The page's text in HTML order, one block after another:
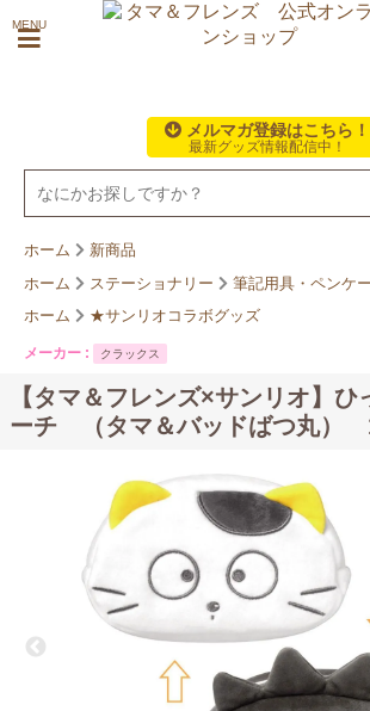
MENU
メルマガ登録はこちら！
最新グッズ情報配信中！
ホーム
新商品
ホーム
ステーショナリー
筆記用具・ペンケ
ホーム
★サンリオコラボグッズ
メーカー : クラックス
【タマ＆フレンズ×サンリオ】
ーチ （タマ＆バッドばつ丸